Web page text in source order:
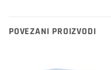
POVEZANI PROIZVODI